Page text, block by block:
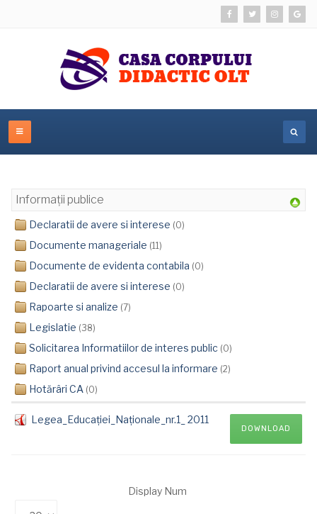
Informații publice
Declaratii de avere si interese (0)
Documente manageriale (11)
Documente de evidenta contabila (0)
Declaratii de avere si interese (0)
Rapoarte si analize (7)
Legislatie (38)
Solicitarea Informatiilor de interes public (0)
Raport anual privind accesul la informare (2)
Hotărâri CA (0)
Legea_Educației_Naționale_nr.1_ 2011
DOWNLOAD
Display Num